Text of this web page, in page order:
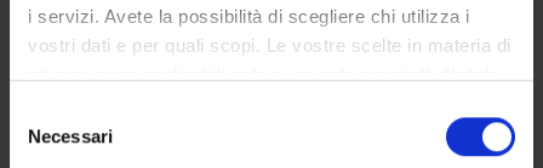
i servizi. Avete la possibilità di scegliere chi utilizza i
vostri dati e per quali scopi. Le vostre scelte in materia di
modificare o revocare il proprio consenso in qualsiasi
momento dalla Dichiarazione sui cookie o facendo clic
delNecessari
Governing bodies
Faculty staff
Documents